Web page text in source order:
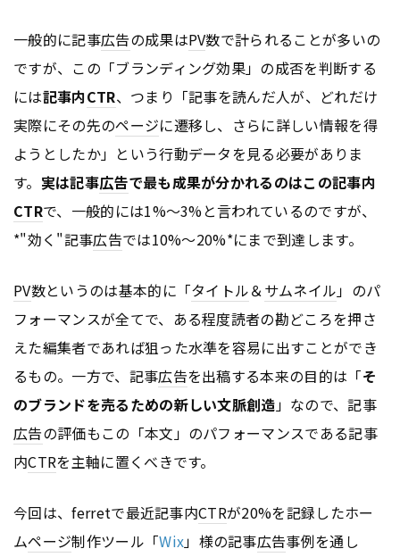
一般的に記事広告の成果はPV数で計られることが多いの
ですが、この「ブランディング効果」の成否を判断する
には記事内CTR、つまり「記事を読んだ人が、どれだけ
実際にその先のページに遷移し、さらに詳しい情報を得
ようとしたか」という行動データを見る必要がありま
す。 実は記事広告で最も成果が分かれるのはこの記事内
CTRで、一般的には1%～3%と言われているのですが、
*"効く"記事広告では10%～20%*にまで到達します。
PV数というのは基本的に「タイトル＆サムネイル」のパ
フォーマンスが全てで、ある程度読者の勘どころを押さ
えた編集者であれば狙った水準を容易に出すことができ
るもの。一方で、記事広告を出稿する本来の目的は「そ
のブランドを売るための新しい文脈創造」なので、記事
広告の評価もこの「本文」のパフォーマンスである記事
内CTRを主軸に置くべきです。
今回は、ferretで最近記事内CTRが20%を記録したホー
ムページ制作ツール「Wix」様の記事広告事例を通し